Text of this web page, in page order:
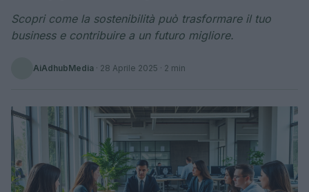
Scopri come la sostenibilità può trasformare il tuo
business e contribuire a un futuro migliore.
AiAdhubMedia · 28 Aprile 2025 · 2 min